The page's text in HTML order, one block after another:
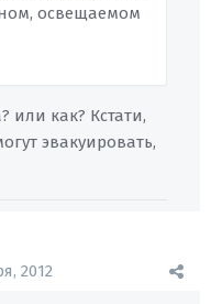
освещаемом
или как? Кстати,
эвакуировать,
2012